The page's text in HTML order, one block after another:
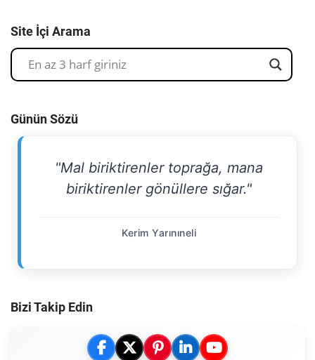
Site İçi Arama
Günün Sözü
"Mal biriktirenler toprağa, mana
biriktirenler gönüllere sığar."
Kerim Yarınıneli
Bizi Takip Edin